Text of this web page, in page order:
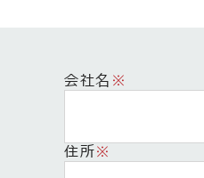
会社名 ※
住所※